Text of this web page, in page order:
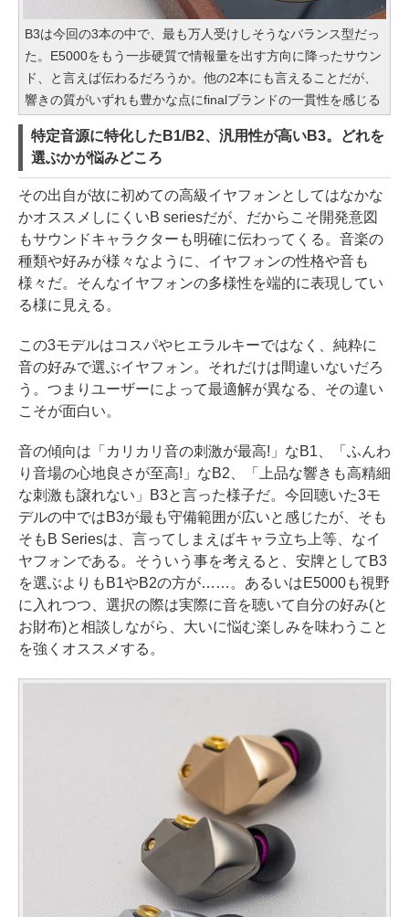
B3は今回の3本の中で、最も万人受けしそうなバランス型だっ
た。E5000をもう一歩硬質で情報量を出す方向に降ったサウン
ド、と言えば伝わるだろうか。他の2本にも言えることだが、
響きの質がいずれも豊かな点にfinalブランドの一貫性を感じる
特定音源に特化したB1/B2、汎用性が高いB3。どれを
選ぶかが悩みどころ
その出自が故に初めての高級イヤフォンとしてはなかな
かオススメしにくいB seriesだが、だからこそ開発意図
もサウンドキャラクターも明確に伝わってくる。音楽の
種類や好みが様々なように、イヤフォンの性格や音も
様々だ。そんなイヤフォンの多様性を端的に表現してい
る様に見える。
この3モデルはコスパやヒエラルキーではなく、純粋に
音の好みで選ぶイヤフォン。それだけは間違いないだろ
う。つまりユーザーによって最適解が異なる、その違い
こそが面白い。
音の傾向は「カリカリ音の刺激が最高!」なB1、「ふんわ
り音場の心地良さが至高!」なB2、「上品な響きも高精細
な刺激も譲れない」B3と言った様子だ。今回聴いた3モ
デルの中ではB3が最も守備範囲が広いと感じたが、そも
そもB Seriesは、言ってしまえばキャラ立ち上等、なイ
ヤフォンである。そういう事を考えると、安牌としてB3
を選ぶよりもB1やB2の方が……。あるいはE5000も視野
に入れつつ、選択の際は実際に音を聴いて自分の好み(と
お財布)と相談しながら、大いに悩む楽しみを味わうこと
を強くオススメする。